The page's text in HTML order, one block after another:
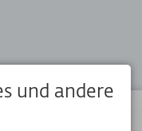
OK Bergbahnen
und andere